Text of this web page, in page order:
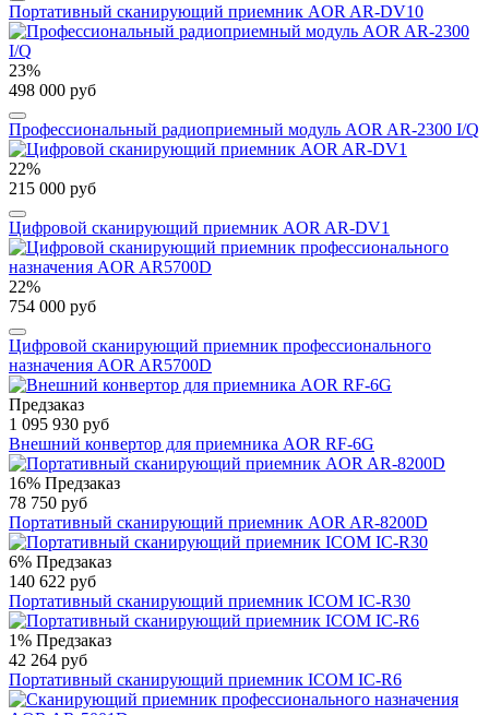
Портативный сканирующий приемник AOR AR-DV10
23%
498 000 руб
Профессиональный радиоприемный модуль AOR AR-2300 I/Q
22%
215 000 руб
Цифровой сканирующий приемник AOR AR-DV1
22%
754 000 руб
Цифровой сканирующий приемник профессионального
назначения AOR AR5700D
Предзаказ
1 095 930 руб
Внешний конвертор для приемника AOR RF-6G
16% Предзаказ
78 750 руб
Портативный сканирующий приемник AOR AR-8200D
6% Предзаказ
140 622 руб
Портативный сканирующий приемник ICOM IC-R30
1% Предзаказ
42 264 руб
Портативный сканирующий приемник ICOM IC-R6